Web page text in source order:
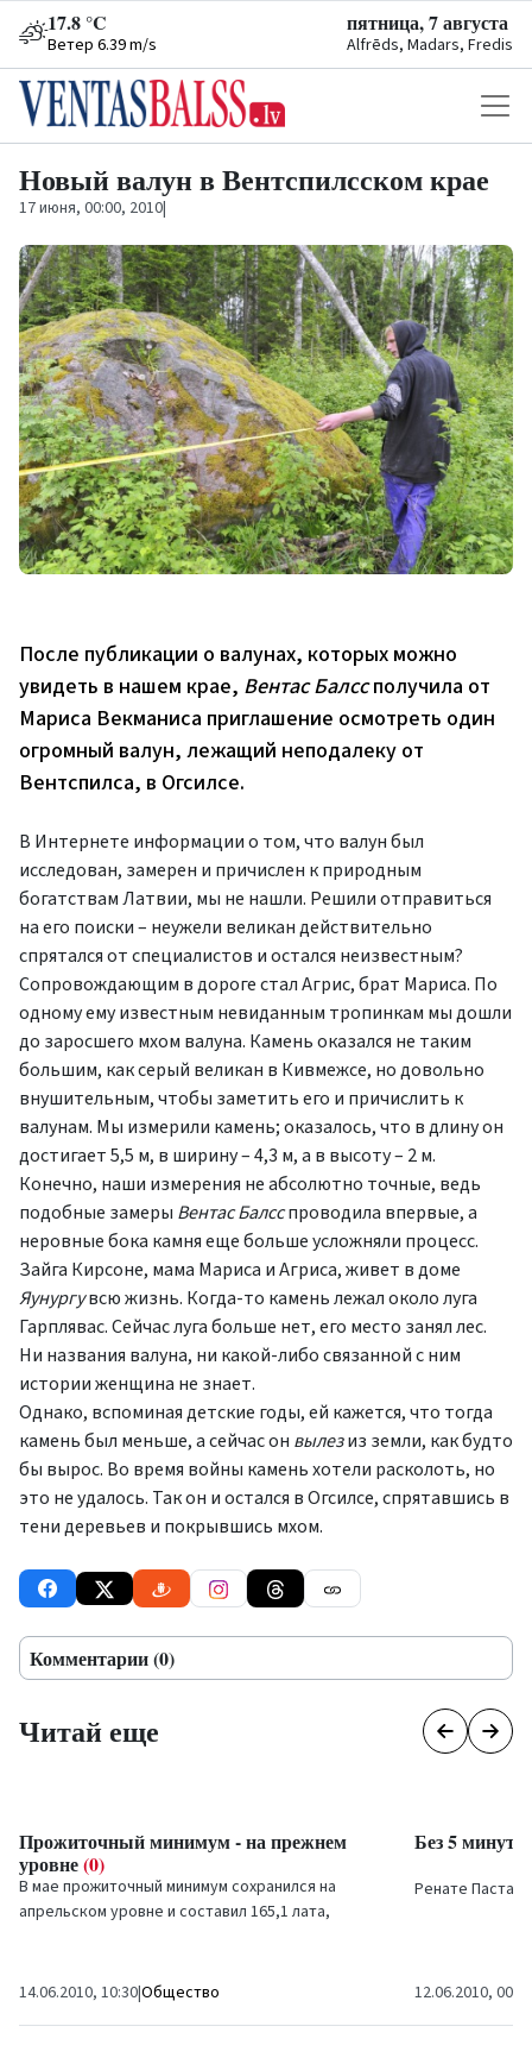
17.8 °C
Ветер 6.39 m/s
пятница, 7 августа
Alfrēds, Madars, Fredis
Новый валун в Вентспилсском крае
17 июня, 00:00, 2010|
После публикации о валунах, которых можно
увидеть в нашем крае, Вентас Балссполучила от
Мариса Векманиса приглашение осмотреть один
огромный валун, лежащий неподалеку от
Вентспилса, в Огсилсе.
В Интернете информации о том, что валун был
исследован, замерен и причислен к природным
богатствам Латвии, мы не нашли. Решили отправиться
на его поиски – неужели великан действительно
спрятался от специалистов и остался неизвестным?
Сопровождающим в дороге стал Агрис, брат Мариса. По
одному ему известным невиданным тропинкам мы дошли
до заросшего мхом валуна. Камень оказался не таким
большим, как серый великан в Кивмежсе, но довольно
внушительным, чтобы заметить его и причислить к
валунам. Мы измерили камень; оказалось, что в длину он
достигает 5,5 м, в ширину – 4,3 м, а в высоту – 2 м.
Конечно, наши измерения не абсолютно точные, ведь
подобные замеры Вентас Балсспроводила впервые, а
неровные бока камня еще больше усложняли процесс.
Зайга Кирсоне, мама Мариса и Агриса, живет в доме
Яунургувсю жизнь. Когда-то камень лежал около луга
Гарплявас. Сейчас луга больше нет, его место занял лес.
Ни названия валуна, ни какой-либо связанной с ним
истории женщина не знает.
Однако, вспоминая детские годы, ей кажется, что тогда
камень был меньше, а сейчас он вылезиз земли, как будто
бы вырос. Во время войны камень хотели расколоть, но
это не удалось. Так он и остался в Огсилсе, спрятавшись в
тени деревьев и покрывшись мхом.
Комментарии (0)
Читай еще
Прожиточный минимум - на прежнем
уровне(0)
В мае прожиточный минимум сохранился на
апрельском уровне и составил 165,1 лата,
14.06.2010, 10:30|Общество
Без 5 минут
Ренате
12.06.2010, 00:00